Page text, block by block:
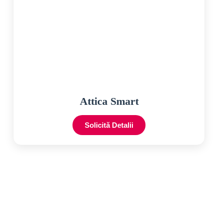
Attica Smart
Solicită Detalii